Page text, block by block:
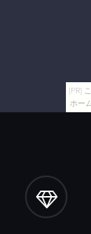
[PR]
ホー